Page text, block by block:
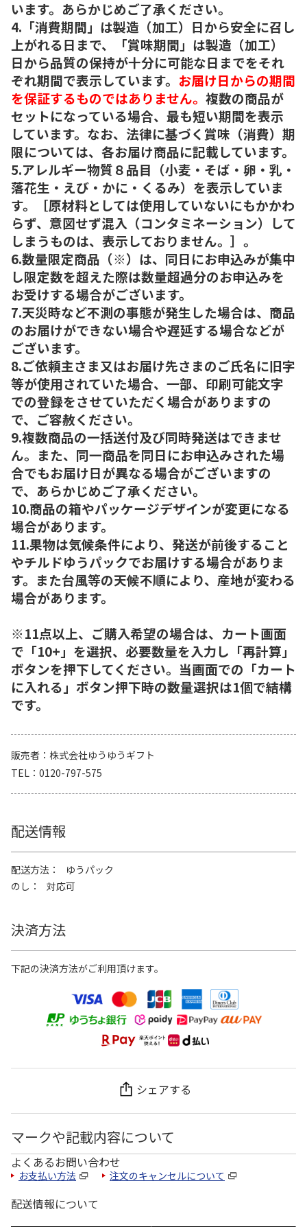
います。あらかじめご了承ください。
4.「消費期間」は製造（加工）日から安全に召し
上がれる日まで、「賞味期間」は製造（加工）
日から品質の保持が十分に可能な日までをそれ
ぞれ期間で表示しています。 お届け日からの期間
を保証するものではありません。 複数の商品が
セットになっている場合、最も短い期間を表示
しています。なお、法律に基づく賞味（消費）期
限については、各お届け商品に記載しています。
5.アレルギー物質８品目（小麦・そば・卵・乳・
落花生・えび・かに・くるみ）を表示していま
す。［原材料としては使用していないにもかかわ
らず、意図せず混入（コンタミネーション）して
しまうものは、表示しておりません。］。
6.数量限定商品（※）は、同日にお申込みが集中
し限定数を超えた際は数量超過分のお申込みを
お受けする場合がございます。
7.天災時など不測の事態が発生した場合は、商品
のお届けができない場合や遅延する場合などが
ございます。
8.ご依頼主さま又はお届け先さまのご氏名に旧字
等が使用されていた場合、一部、印刷可能文字
での登録をさせていただく場合がありますの
で、ご容赦ください。
9.複数商品の一括送付及び同時発送はできませ
ん。また、同一商品を同日にお申込みされた場
合でもお届け日が異なる場合がございますの
で、あらかじめご了承ください。
10.商品の箱やパッケージデザインが変更になる
場合があります。
11.果物は気候条件により、発送が前後すること
やチルドゆうパックでお届けする場合がありま
す。また台風等の天候不順により、産地が変わる
場合があります。
※11点以上、ご購入希望の場合は、カート画面
で「10+」を選択、必要数量を入力し「再計算」
ボタンを押下してください。当画面での「カート
に入れる」ボタン押下時の数量選択は1個で結構
です。
販売者
株式会社ゆうゆうギフト
TEL
0120-797-575
配送情報
配送方法
ゆうパック
のし
対応可
決済方法
下記の決済方法がご利用頂けます。
シェアする
マークや記載内容について
よくあるお問い合わせ
お支払い方法 注文のキャンセルについて
配送情報について